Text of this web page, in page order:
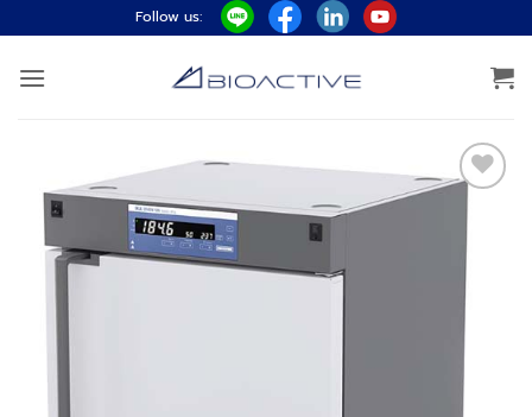
ไป
ยัง
Follow us: